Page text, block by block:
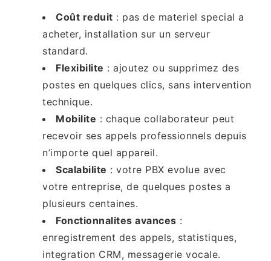
Coût reduit : pas de materiel special a
acheter, installation sur un serveur
standard.
Flexibilite : ajoutez ou supprimez des
postes en quelques clics, sans intervention
technique.
Mobilite : chaque collaborateur peut
recevoir ses appels professionnels depuis
n’importe quel appareil.
Scalabilite : votre PBX evolue avec
votre entreprise, de quelques postes a
plusieurs centaines.
Fonctionnalites avances :
enregistrement des appels, statistiques,
integration CRM, messagerie vocale.